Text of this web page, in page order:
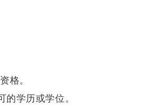
格。
学历或学位。